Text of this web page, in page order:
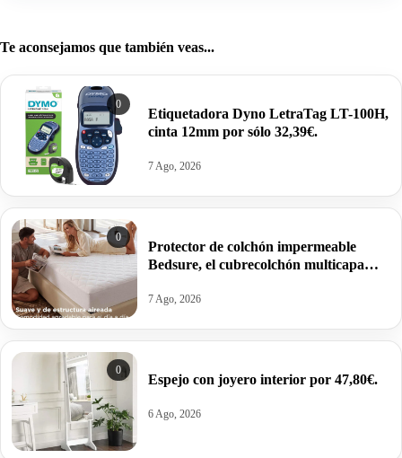
Te aconsejamos que también veas...
0
Etiquetadora Dyno LetraTag LT-100H,
cinta 12mm por sólo 32,39€.
7 Ago, 2026
0
Protector de colchón impermeable
Bedsure, el cubrecolchón multicapa
21,65€.
7 Ago, 2026
0
Espejo con joyero interior por 47,80€.
6 Ago, 2026